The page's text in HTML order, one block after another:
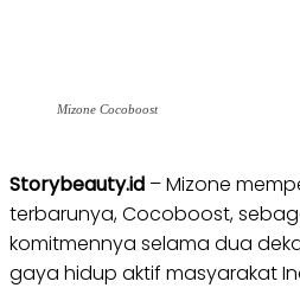
Mizone Cocoboost
Storybeauty.id – Mizone
terbarunya, Cocoboost,
komitmennya selama dua
gaya hidup aktif masyarakat